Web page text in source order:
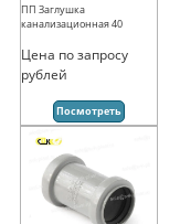
ПП Заглушка
канализационная 40
Цена по запросу
рублей
Посмотреть